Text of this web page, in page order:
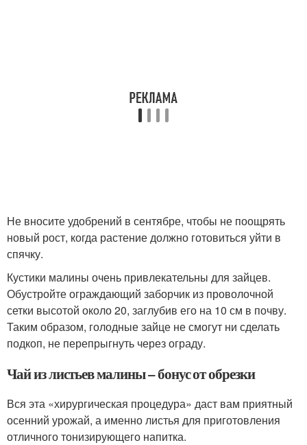
Не вносите удобрений в сентябре, чтобы не поощрять
новый рост, когда растение должно готовиться уйти в
спячку.
Кустики малины очень привлекательны для зайцев.
Обустройте ограждающий заборчик из проволочной
сетки высотой около 20, заглубив его на 10 см в почву.
Таким образом, голодные зайце не смогут ни сделать
подкоп, не перепрыгнуть через ограду.
Чай из листьев малины – бонус от обрезки
Вся эта «хирургическая процедура» даст вам приятный
осенний урожай, а именно листья для приготовления
отличного тонизирующего напитка.